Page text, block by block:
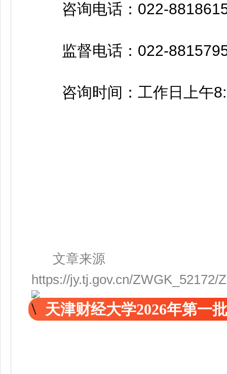
咨询电话：022-
监督电话：022-
咨询时间：工作日上午
文章来源
https://jy.tj.gov.cn/
天津财经大学2026年第一